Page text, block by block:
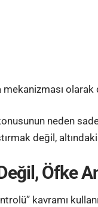
olarak
neden
değil,
Öfke
kavramı